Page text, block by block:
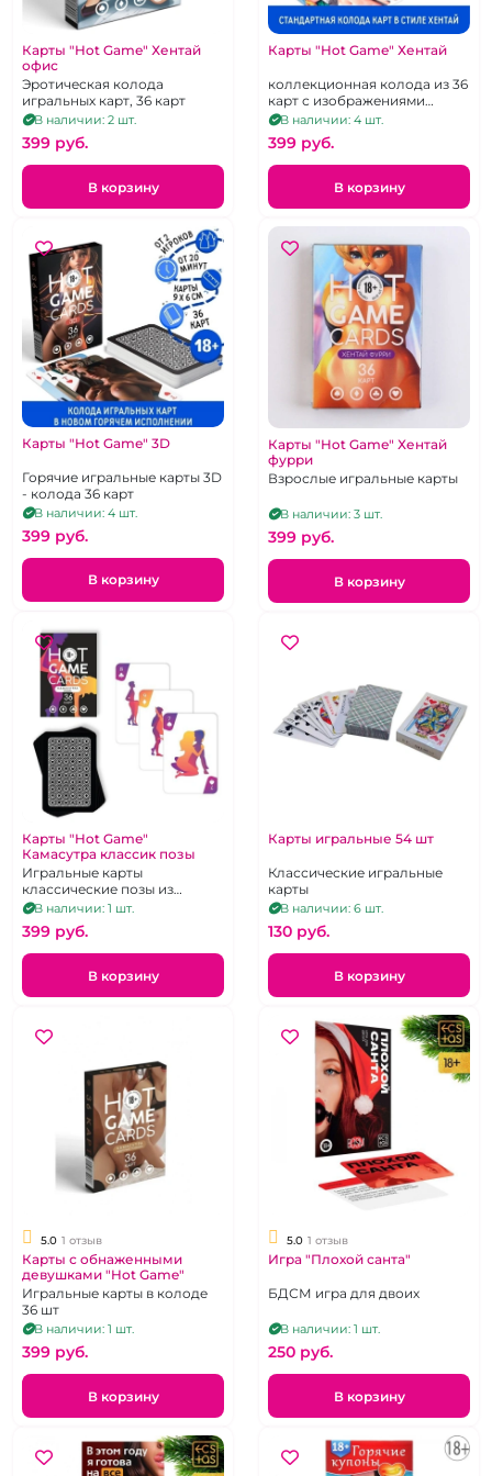
Карты "Hot Game" Хентай
офис
Эротическая колода
игральных карт, 36 карт
В наличии: 2 шт.
399 pуб.
В корзину
Карты "Hot Game" Хентай
коллекционная колода из 36
карт с изображениями
горячих аниме-девушек
В наличии: 4 шт.
399 pуб.
В корзину
Карты "Hot Game" 3D
Горячие игральные карты 3D
- колода 36 карт
В наличии: 4 шт.
399 pуб.
В корзину
Карты "Hot Game" Хентай
фурри
Взрослые игральные карты
В наличии: 3 шт.
399 pуб.
В корзину
Карты "Hot Game"
Камасутра классик позы
Игральные карты
классические позы из
камасутры 36 карт
В наличии: 1 шт.
399 pуб.
В корзину
Карты игральные 54 шт
Классические игральные
карты
В наличии: 6 шт.
130 pуб.
В корзину
5.0 1 отзыв
Карты с обнаженными
девушками "Hot Game"
Игральные карты в колоде
36 шт
В наличии: 1 шт.
399 pуб.
В корзину
5.0 1 отзыв
Игра "Плохой санта"
БДСМ игра для двоих
В наличии: 1 шт.
250 pуб.
В корзину